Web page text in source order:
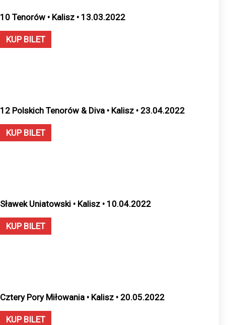
10 Tenorów • Kalisz • 13.03.2022
KUP BILET
12 Polskich Tenorów & Diva • Kalisz • 23.04.2022
KUP BILET
Sławek Uniatowski • Kalisz • 10.04.2022
KUP BILET
Cztery Pory Miłowania • Kalisz • 20.05.2022
KUP BILET